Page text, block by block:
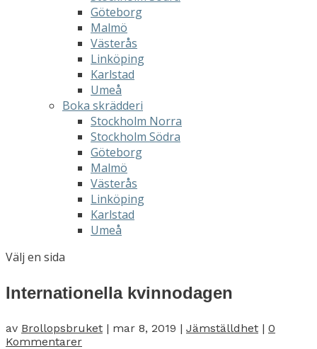
Göteborg
Malmö
Västerås
Linköping
Karlstad
Umeå
Boka skrädderi
Stockholm Norra
Stockholm Södra
Göteborg
Malmö
Västerås
Linköping
Karlstad
Umeå
Välj en sida
Internationella kvinnodagen
av Brollopsbruket | mar 8, 2019 | Jämställdhet | 0
Kommentarer